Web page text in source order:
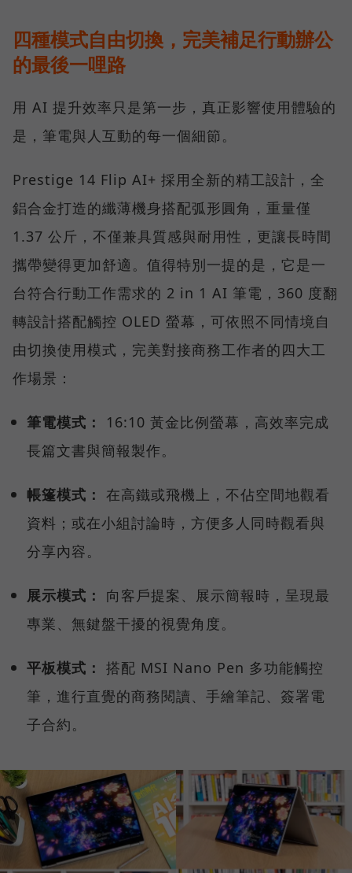
四種模式自由切換，完美補足行動辦公
的最後一哩路
用 AI 提升效率只是第一步，真正影響使用體驗的
是，筆電與人互動的每一個細節。
Prestige 14 Flip AI+ 採用全新的精工設計，全
鋁合金打造的纖薄機身搭配弧形圓角，重量僅
1.37 公斤，不僅兼具質感與耐用性，更讓長時間
攜帶變得更加舒適。值得特別一提的是，它是一
台符合行動工作需求的 2 in 1 AI 筆電，360 度翻
轉設計搭配觸控 OLED 螢幕，可依照不同情境自
由切換使用模式，完美對接商務工作者的四大工
作場景：
筆電模式：
16:10 黃金比例螢幕，高效率完成
長篇文書與簡報製作。
帳篷模式： 在高鐵或飛機上，不佔空間地觀看
資料；或在小組討論時，方便多人同時觀看與
分享內容。
展示模式：
向客戶提案、展示簡報時，呈現最
專業、無鍵盤干擾的視覺角度。
平板模式： 搭配 MSI Nano Pen 多功能觸控
筆，進行直覺的商務閱讀、手繪筆記、簽署電
子合約。